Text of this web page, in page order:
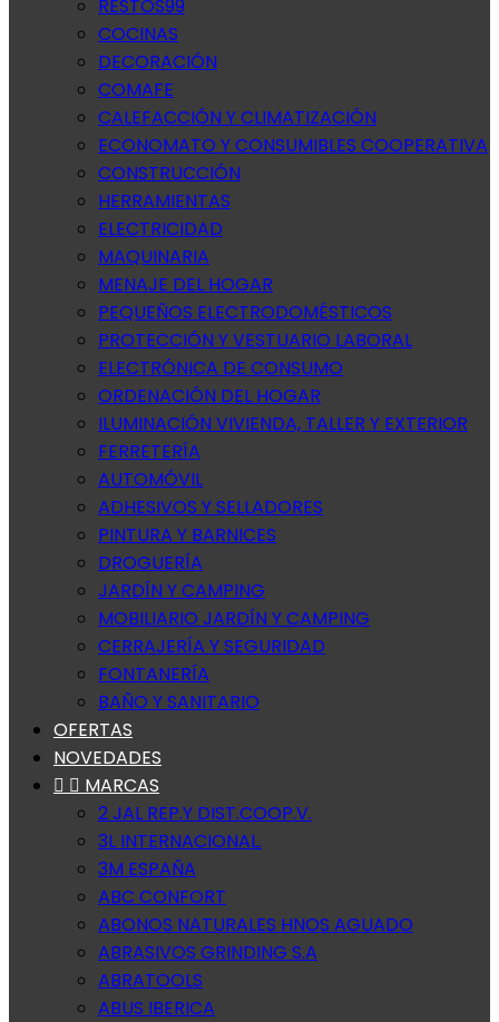
RESTOS99
COCINAS
DECORACIÓN
COMAFE
CALEFACCIÓN Y CLIMATIZACIÓN
ECONOMATO Y CONSUMIBLES COOPERATIVA
CONSTRUCCIÓN
HERRAMIENTAS
ELECTRICIDAD
MAQUINARIA
MENAJE DEL HOGAR
PEQUEÑOS ELECTRODOMÉSTICOS
PROTECCIÓN Y VESTUARIO LABORAL
ELECTRÓNICA DE CONSUMO
ORDENACIÓN DEL HOGAR
ILUMINACIÓN VIVIENDA, TALLER Y EXTERIOR
FERRETERÍA
AUTOMÓVIL
ADHESIVOS Y SELLADORES
PINTURA Y BARNICES
DROGUERÍA
JARDÍN Y CAMPING
MOBILIARIO JARDÍN Y CAMPING
CERRAJERÍA Y SEGURIDAD
FONTANERÍA
BAÑO Y SANITARIO
OFERTAS
NOVEDADES
  MARCAS
2 JAL REP.Y DIST.COOP.V.
3L INTERNACIONAL.
3M ESPAÑA
ABC CONFORT
ABONOS NATURALES HNOS AGUADO
ABRASIVOS GRINDING S.A
ABRATOOLS
ABUS IBERICA